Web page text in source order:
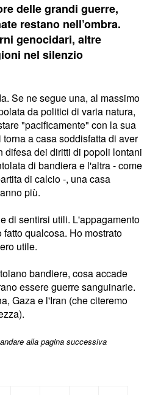
delle grandi guerre,
restano nell’ombra.
genocidari, altre
nel silenzio
Se ne segue una, al massimo
da politici di varia natura,
"pacificamente" con la sua
a casa soddisfatta di aver
difesa dei diritti di popoli lontani
di bandiera e l'altra - come
di calcio -, una casa
più.
di sentirsi utili. L'appagamento
qualcosa. Ho mostrato
utile.
bandiere, cosa accade
essere guerre sanguinarie.
Gaza e l'Iran (che citeremo
alla pagina successiva